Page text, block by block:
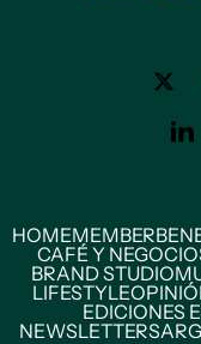
HOMEMEMBER
CAFÉ Y
BRAND STUDIO
LIFESTYLE
EDICIONES
NEWSLETTERS